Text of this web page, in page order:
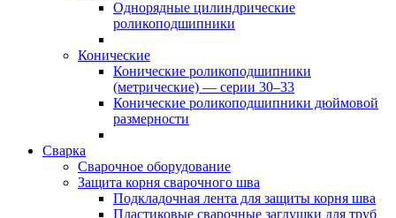
Однорядные цилиндрические
роликоподшипники
Конические
Конические роликоподшипники
(метрические) — серии 30–33
Конические роликоподшипники дюймовой
размерности
Сварка
Сварочное оборудование
Защита корня сварочного шва
Подкладочная лента для защиты корня шва
Пластиковые сварочные заглушки для труб